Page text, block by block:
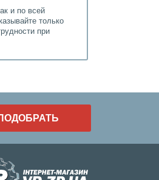
и по всей
только
при